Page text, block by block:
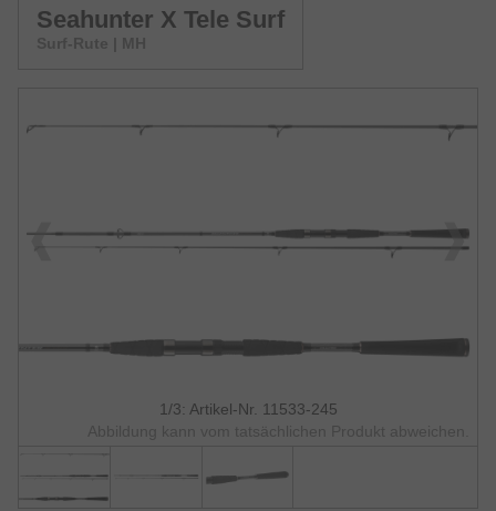
Seahunter X Tele Surf
Surf-Rute | MH
1/3: Artikel-Nr. 11533-245
Abbildung kann vom tatsächlichen Produkt abweichen.